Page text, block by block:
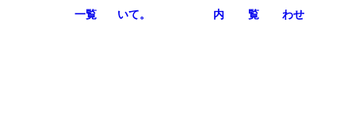
一覧
いて。
内
覧
わせ